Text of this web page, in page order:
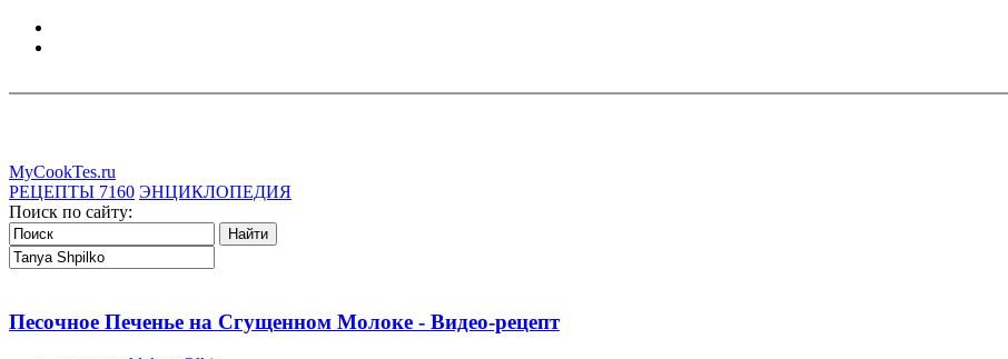
MyCookTes.ru
РЕЦЕПТЫ 7160 ЭНЦИКЛОПЕДИЯ
Поиск по сайту:
Песочное Печенье на Сгущенном Молоке - Видео-рецепт